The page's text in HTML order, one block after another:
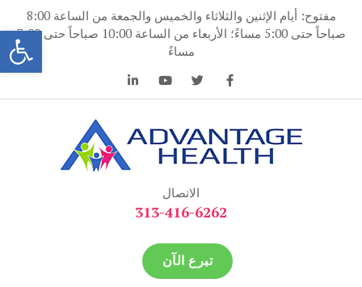
المحتوى
مفتوح: أيام الإثنين والثلاثاء والخميس والجمعة من الساعة 8:00
صباحاً حتى 5:00 مساءً؛ الأربعاء من الساعة 10:00 صباحاً حتى 7:00
مساءً
الاتصال
313-416-6262
تبرع الآن